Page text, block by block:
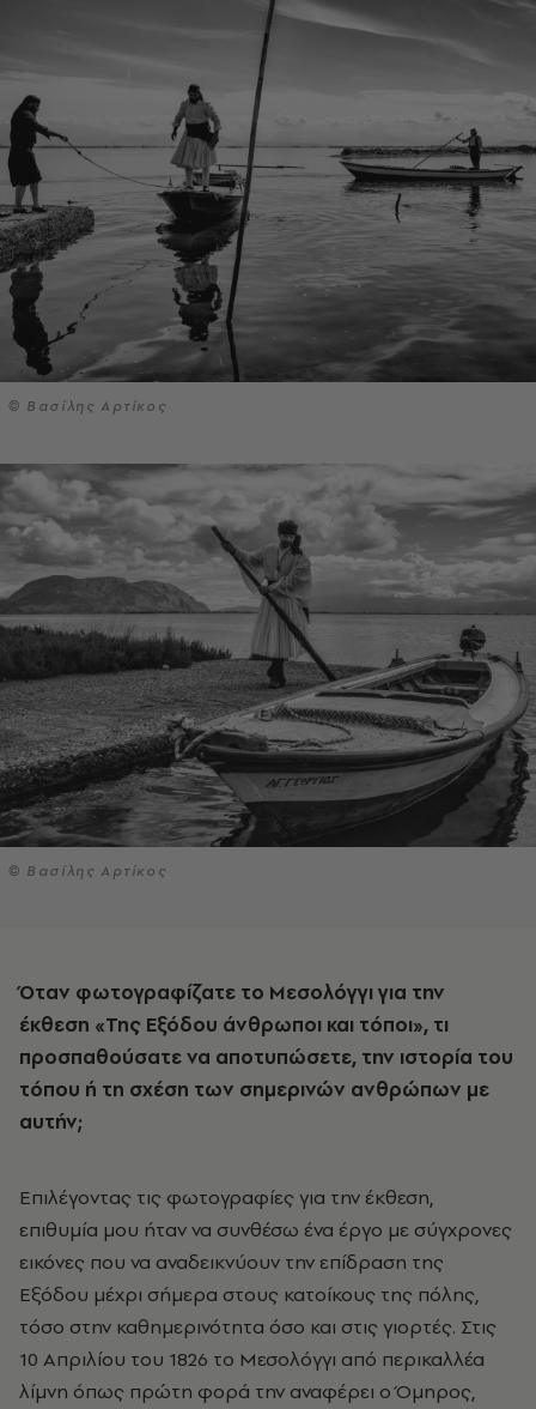
© Βασίλης Αρτίκος
© Βασίλης Αρτίκος
Όταν φωτογραφίζατε το Μεσολόγγι για την
έκθεση «Της Εξόδου άνθρωποι και τόποι», τι
προσπαθούσατε να αποτυπώσετε, την ιστορία του
τόπου ή τη σχέση των σημερινών ανθρώπων με
αυτήν;
Επιλέγοντας τις φωτογραφίες για την έκθεση,
επιθυμία μου ήταν να συνθέσω ένα έργο με σύγχρονες
εικόνες που να αναδεικνύουν την επίδραση της
Εξόδου μέχρι σήμερα στους κατοίκους της πόλης,
τόσο στην καθημερινότητα όσο και στις γιορτές. Στις
10 Απριλίου του 1826 το Μεσολόγγι από περικαλλέα
λίμνη όπως πρώτη φορά την αναφέρει ο Όμηρος,